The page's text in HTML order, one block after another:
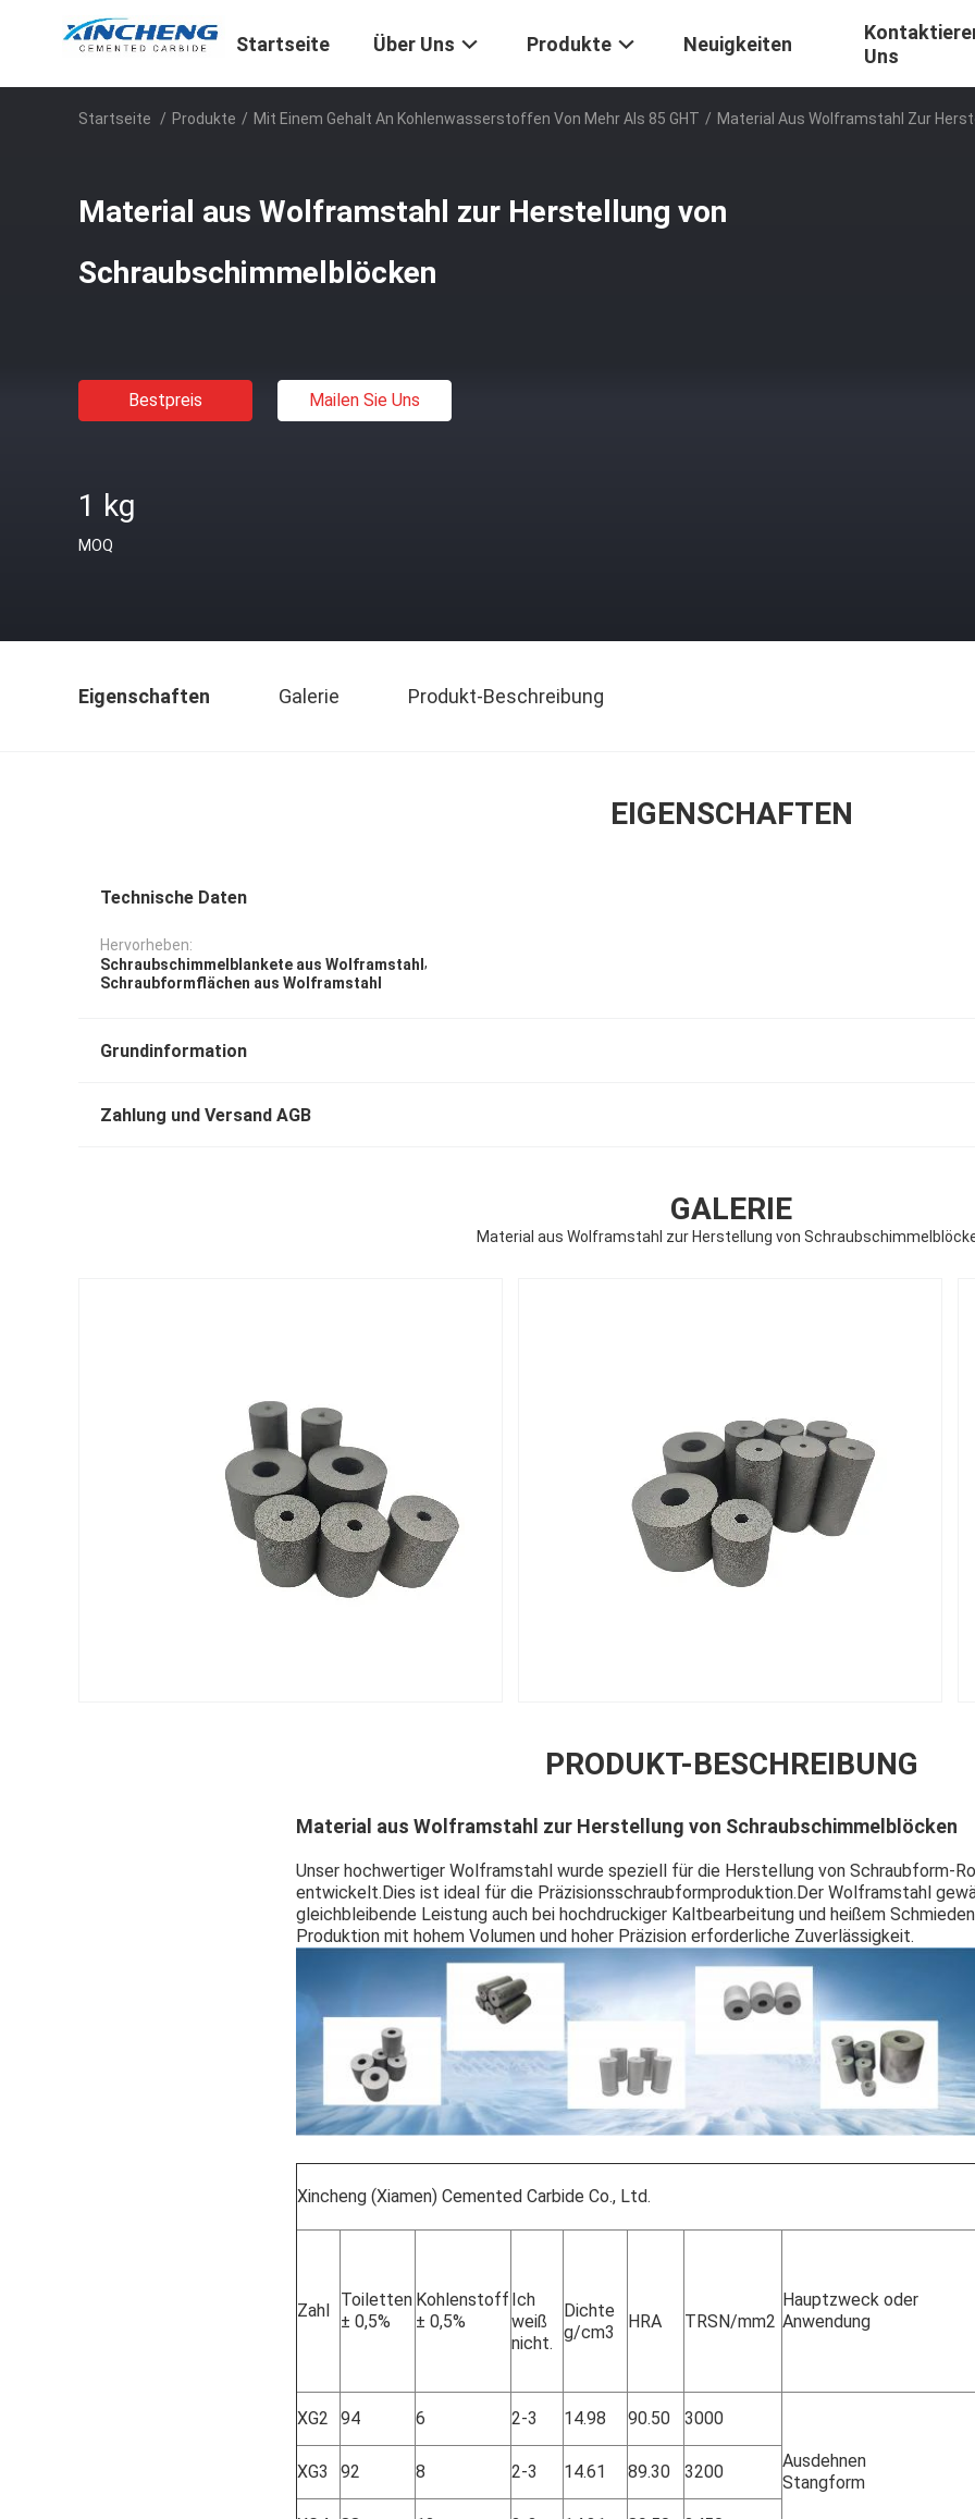
Startseite Über Uns Produkte Neuigkeiten
Uns
Startseite / Produkte / Mit Einem Gehalt An Kohlenwasserstoffen Von Mehr Als 85 GHT / Material Aus Wolframstahl Zur
Material aus Wolframstahl zur Herstellung von
Schraubschimmelblöcken
Bestpreis Mailen Sie Uns
1 kg
MOQ
Eigenschaften Galerie Produkt-Beschreibung
EIGENSCHAFTEN
Technische Daten
Hervorheben:
Schraubschimmelblankete aus Wolframstahl,
Schraubformflächen aus Wolframstahl
Grundinformation
Zahlung und Versand AGB
GALERIE
Material aus Wolframstahl zur Herstellung von
PRODUKT-BESCHREIBUNG
Material aus Wolframstahl zur Herstellung von Schraubschimmelblöcken
Unser hochwertiger Wolframstahl wurde speziell für die Herstellung von Schraubform-
entwickelt.Dies ist ideal für die Präzisionsschraubformproduktion.Der Wolframstahl
gleichbleibende Leistung auch bei hochdruckiger Kaltbearbeitung und heißem
Produktion mit hohem Volumen und hoher Präzision erforderliche Zuverlässigkeit.
Xincheng (Xiamen) Cemented Carbide Co., Ltd.
Zahl
Toiletten
± 0,5%
Kohlenstoff
± 0,5%
Ich
weiß
nicht.
Dichte
g/cm3
HRA TRSN/mm2
Hauptzweck oder
Anwendung
XG2 94 6 2-3 14.98 90.50 3000
Ausdehnen
Stangform
XG3 92 8 2-3 14.61 89.30 3200